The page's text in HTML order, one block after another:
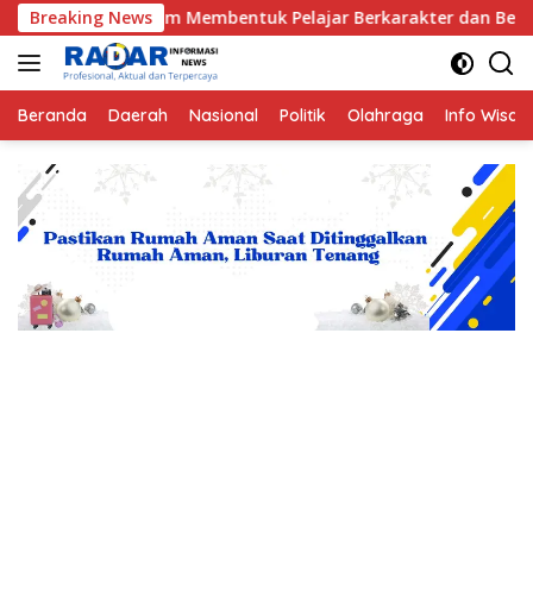
Langsung
ke
konten
Breaking News
PII dalam Membentuk Pelajar Berkarakter dan
Beranda Daerah Nasional Politik Olahraga Info